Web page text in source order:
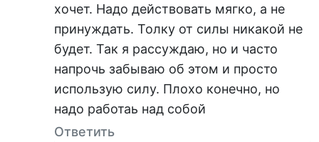
хочет. Надо действовать мягко, а не
принуждать. Толку от силы никакой не
будет. Так я рассуждаю, но и часто
напрочь забываю об этом и просто
использую силу. Плохо конечно, но
надо работаь над собой
Ответить